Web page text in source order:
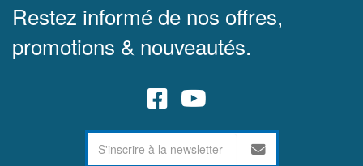
Restez informé de nos offres,
promotions & nouveautés.